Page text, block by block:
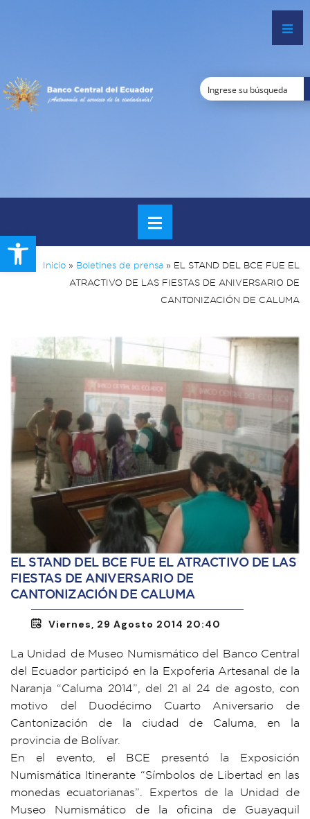
Open toolbar
Inicio » Boletines de prensa » EL STAND DEL BCE FUE EL
ATRACTIVO DE LAS FIESTAS DE ANIVERSARIO DE
CANTONIZACIÓN DE CALUMA
EL STAND DEL BCE FUE EL ATRACTIVO DE LAS
FIESTAS DE ANIVERSARIO DE
CANTONIZACIÓN DE CALUMA
Viernes, 29 Agosto 2014 20:40
La Unidad de Museo Numismático del Banco Central
del Ecuador participó en la Expoferia Artesanal de la
Naranja “Caluma 2014”, del 21 al 24 de agosto, con
motivo del Duodécimo Cuarto Aniversario de
Cantonización de la ciudad de Caluma, en la
provincia de Bolívar.
En el evento, el BCE presentó la Exposición
Numismática Itinerante “Símbolos de Libertad en las
monedas ecuatorianas”. Expertos de la Unidad de
Museo Numismático de la oficina de Guayaquil